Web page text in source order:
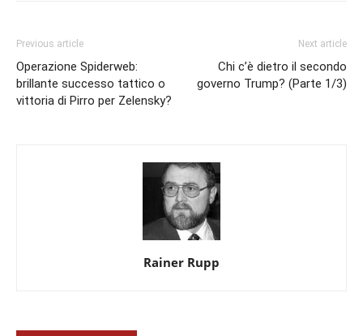
Previous article
Operazione Spiderweb:
brillante successo tattico o
vittoria di Pirro per Zelensky?
Next article
Chi c’è dietro il secondo
governo Trump? (Parte 1/3)
Rainer Rupp